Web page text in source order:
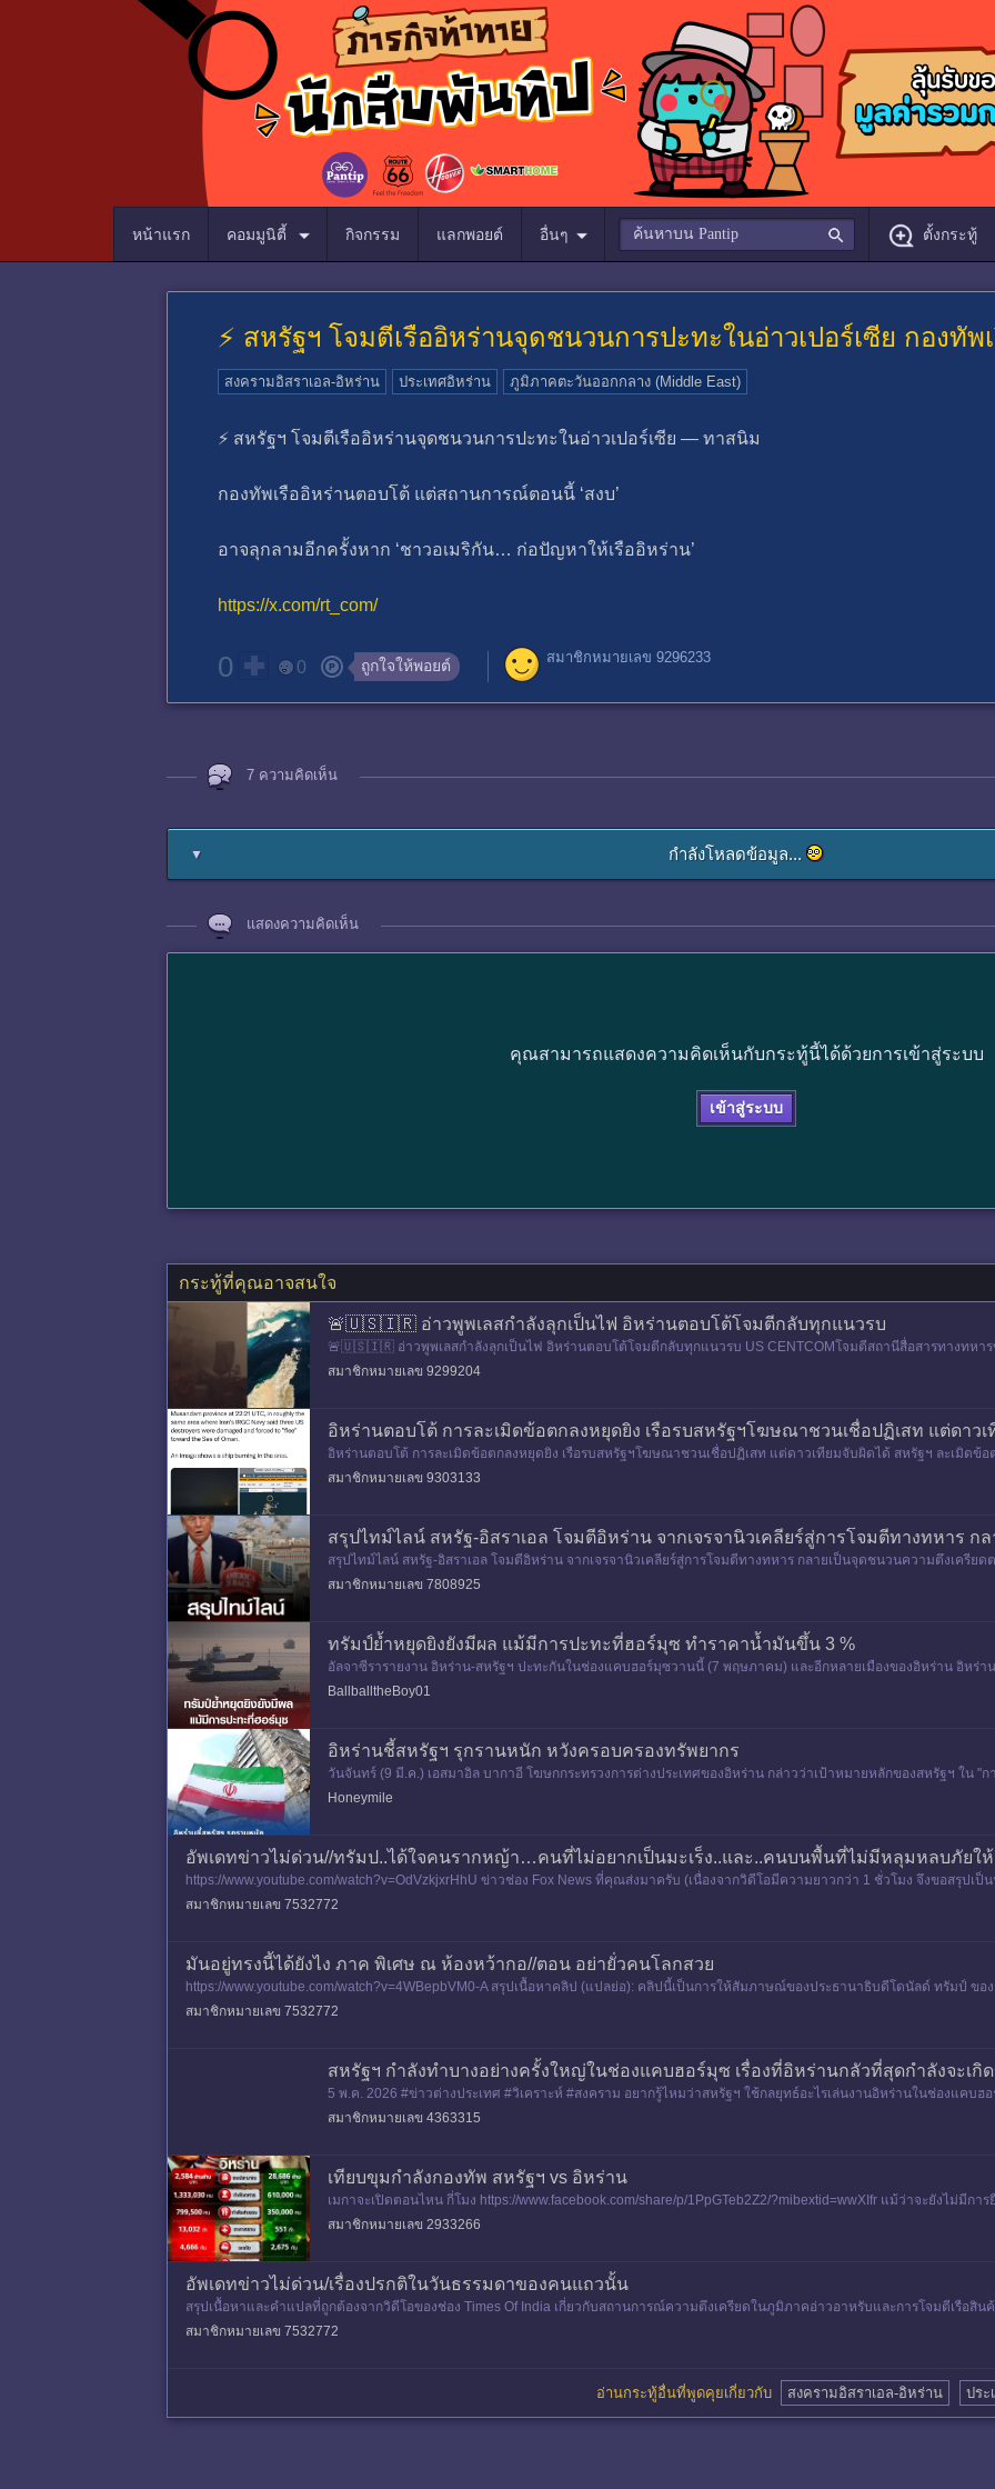
หน้าแรก คอมมูนิตี้ กิจกรรม แลกพอยต์ อื่นๆ ตั้งกระทู้
⚡️ สหรัฐฯ โจมตีเรืออิหร่านจุดชนวนการปะทะในอ่าวเปอร์เซีย กองทั
สงครามอิสราเอล-อิหร่าน ประเทศอิหร่าน ภูมิภาคตะวันออกกลาง (Middle East)
⚡️ สหรัฐฯ โจมตีเรืออิหร่านจุดชนวนการปะทะในอ่าวเปอร์เซีย — ทาสนิม
กองทัพเรืออิหร่านตอบโต้ แต่สถานการณ์ตอนนี้ ‘สงบ’
อาจลุกลามอีกครั้งหาก ‘ชาวอเมริกัน… ก่อปัญหาให้เรืออิหร่าน’
https://x.com/rt_com/
0 0 ถูกใจให้พอยต์ สมาชิกหมายเลข 9296233
7 ความคิดเห็น
▼ กำลังโหลดข้อมูล...
แสดงความคิดเห็น
คุณสามารถแสดงความคิดเห็นกับกระทู้นี้ได้ด้วยการเข้าสู่ระบบ
เข้าสู่ระบบ
กระทู้ที่คุณอาจสนใจ
🚨🇺🇸🇮🇷 อ่าวพูพเลสกำลังลุกเป็นไฟ อิหร่านตอบโต้โจมตีกลับทุกแนวรบ
🚨🇺🇸🇮🇷 อ่าวพูพเลสกำลังลุกเป็นไฟ อิหร่านตอบโต้โจมตีกลับทุกแนวรบ US CENTCOMโจมตีสถานีสื่อสารทางทหาร
วังทั่วอิหร่าน อิหร่านโต้กลับทุกแนวรบ ▪️ บาห์เรน: การโ
สมาชิกหมายเลข 9299204
อิหร่านตอบโต้ การละเมิดข้อตกลงหยุดยิง เรือรบสหรัฐฯโฆษณาชวนเชื่อปฏิเสท แต่ดาว
อิหร่านตอบโต้ การละเมิดข้อตกลงหยุดยิง เรือรบสหรัฐฯโฆษณาชวนเชื่อปฏิเสท แต่ดาวเทียมจับผิดได้ สหรัฐฯ ละเมิดข้อ
อวันที่ 6 พฤษภาคม อิหร่านตอบโต้ด้วยการโจม
สมาชิกหมายเลข 9303133
สรุปไทม์ไลน์ สหรัฐ-อิสราเอล โจมตีอิหร่าน จากเจรจานิวเคลียร์สู่การโจมตีทางทหาร ก
กลาง
สรุปไทม์ไลน์ สหรัฐ-อิสราเอล โจมตีอิหร่าน จากเจรจานิวเคลียร์สู่การโจมตีทางทหาร กลายเป็นจุดชนวนความตึงเครียด
world-news/news_10155353 สหรัฐฯ และอิส
สมาชิกหมายเลข 7808925
ทรัมป์ย้ำหยุดยิงยังมีผล แม้มีการปะทะที่ฮอร์มุซ ทำราคาน้ำมันขึ้น 3 %
อัลจาซีรารายงาน อิหร่าน-สหรัฐฯ ปะทะกันในช่องแคบฮอร์มุซวานนี้ (7 พฤษภาคม) และอีกหลายเมืองของอิหร่าน อิหร่า
2 ลำในช่องแคบฮอร์มุซก่อนวานนี้ โดยกองทัพอิ
BallballtheBoy01
อิหร่านชี้สหรัฐฯ รุกรานหนัก หวังครอบครองทรัพยากร
วันจันทร์ (9 มี.ค.) เอสมาอิล บากาอี โฆษกกระทรวงการต่างประเทศของอิหร่าน กล่าวว่าเป้าหมายหลักของสหรัฐฯ ใน "
กุมภาพันธ์คือเพื่อครอบครองแหล่ง
Honeymile
อัพเดทข่าวไม่ด่วน//ทรัมป..ได้ใจคนรากหญ้า…คนที่ไม่อยากเป็นมะเร็ง..และ..คนบนพื้นที่ไม่มีหลุมหลบภัยให้
https://www.youtube.com/watch?v=OdVzkjxrHhU ข่าวช่อง Fox News ที่คุณส่งมาครับ (เนื่องจากวิดีโอมีความยาวกว่า 1 ชั่วโมง จึงขอสรุปเป็
D OR FOE?: T
สมาชิกหมายเลข 7532772
มันอยู่ทรงนี้ได้ยังไง ภาค พิเศษ ณ ห้องหว้ากอ//ตอน อย่ายั่วคนโลกสวย
https://www.youtube.com/watch?v=4WBepbVM0-A สรุปเนื้อหาคลิป (แปลย่อ): คลิปนี้เป็นการให้สัมภาษณ์ของประธานาธิบดีโดนัลด์ ทรัมป์ ข
ตอนสุดท้ายและคาดว่
สมาชิกหมายเลข 7532772
สหรัฐฯ กำลังทำบางอย่างครั้งใหญ่ในช่องแคบฮอร์มุซ เรื่องที่อิหร่านกลัวที่สุดกำลังจะเกิ
5 พ.ค. 2026 #ข่าวต่างประเทศ #วิเคราะห์ #สงคราม อยากรู้ไหมว่าสหรัฐฯ ใช้กลยุทธ์อะไรเล่นงานอิหร่านในช่องแคบ
ร Epic Fury แผนลับสุดยอดที่บีบจนอิหร่าน
สมาชิกหมายเลข 4363315
เทียบขุมกำลังกองทัพ สหรัฐฯ vs อิหร่าน
เมกาจะเปิดตอนไหน กี่โมง https://www.facebook.com/share/p/1PpGTeb2Z2/?mibextid=wwXIfr แม้ว่าจะยังไม่มีก
ดสหรัฐฯ ก็ได้เคลื่อนกองเรือไปยังอิหร่า
สมาชิกหมายเลข 2933266
อัพเดทข่าวไม่ด่วน/เรื่องปรกติในวันธรรมดาของคนแถวนั้น
สรุปเนื้อหาและคำแปลที่ถูกต้องจากวิดีโอของช่อง Times Of India เกี่ยวกับสถานการณ์ความตึงเครียดในภูมิภาคอ่าวอาหรับและการโจมตีเรือสิ
ามกลางความตึงเ
สมาชิกหมายเลข 7532772
อ่านกระทู้อื่นที่พูดคุยเกี่ยวกับ สงครามอิสราเอล-อิหร่าน ประ